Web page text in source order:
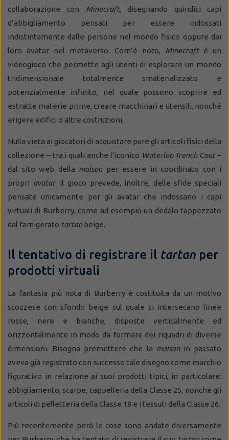
collaborazione con Minecraft, disegnando quindici capi
d’abbigliamento pensati per essere indossati
indistintamente dalle persone nel mondo fisico oppure dai
loro avatar nel metaverso. Com’è noto, Minecraftè un
videogioco che permette agli utenti di esplorare un mondo
tridimensionale totalmente smaterializzato e
potenzialmente infinito, nel quale possono scoprire ed
estratte materie prime, creare macchinari e utensili, nonché
erigere edifici o altre costruzioni.
Nulla vieta ai giocatori di acquistare pure gli articoli fisici della
collezione – tra i quali anche l’iconico Waterloo Trench Coat–
dal sito web della maisonper essere in coordinato con i
propri avatar. Il gioco prevede, inoltre, delle sfide speciali
pensate unicamente per gli avatar che indossano i capi
virtuali di Burberry, come ad esempio un dedalo tappezzato
dal famigerato tartanbeige.
Il tentativo di registrare il tartan per
prodotti virtuali
La fantasia più nota di Burberry è costituita da un motivo
scozzese con sfondo beige sul quale si intersecano linee
rosse, nere e bianche, disposte verticalmente ed
orizzontalmente in modo da formare dei riquadri di diverse
dimensioni. Bisogna premettere che la maisonin passato
aveva già registrato con successo tale disegno come marchio
figurativo in relazione ai suoi prodotti tipici, in particolare:
abbigliamento, scarpe, cappelleria della Classe 25, nonché gli
articoli di pelletteria della Classe 18 e i tessuti della Classe 26.
Più recentemente però le cose sono andate diversamente